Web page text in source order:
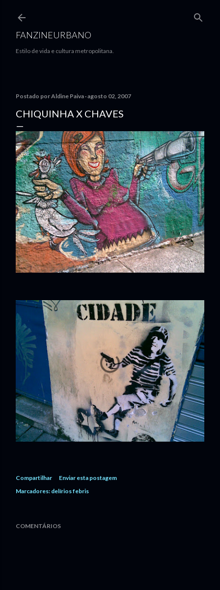
FANZINEURBANO
Estilo de vida e cultura metropolitana.
Postado porAldine Paiva agosto 02, 2007
CHIQUINHA X CHAVES
Compartilhar
Enviar esta postagem
Marcadores: delírios febris
COMENTÁRIOS